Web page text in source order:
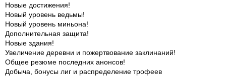
Новые достижения!
Новый уровень ведьмы!
Новый уровень миньона!
Дополнительная защита!
Новые здания!
Увеличение деревни и пожертвование заклинаний!
Общее резюме последних анонсов!
Добыча, бонусы лиг и распределение трофеев